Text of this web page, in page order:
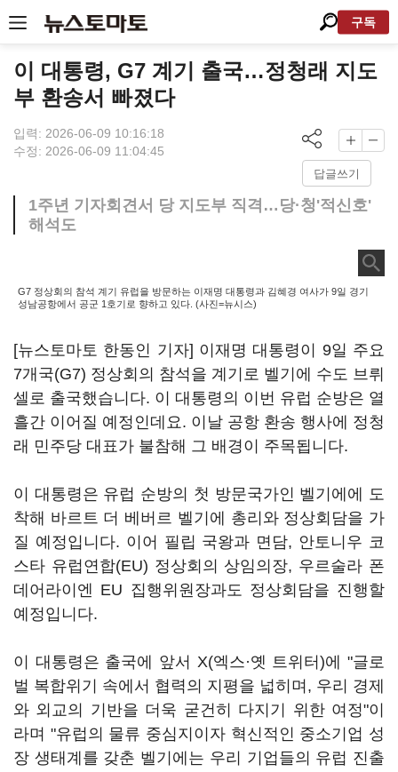
구독
이 대통령, G7 계기 출국…정청래 지도
부 환송서 빠졌다
입력: 2026-06-09 10:16:18
수정: 2026-06-09 11:04:45
답글쓰기
1주년 기자회견서 당 지도부 직격…당·청'적신호'
해석도
G7 정상회의 참석 계기 유럽을 방문하는 이재명 대통령과 김혜경 여사가 9일 경기
성남공항에서 공군 1호기로 향하고 있다. (사진=뉴시스)
[뉴스토마토 한동인 기자] 이재명 대통령이 9일 주요
7개국(G7) 정상회의 참석을 계기로 벨기에 수도 브뤼
셀로 출국했습니다. 이 대통령의 이번 유럽 순방은 열
흘간 이어질 예정인데요. 이날 공항 환송 행사에 정청
래 민주당 대표가 불참해 그 배경이 주목됩니다.
이 대통령은 유럽 순방의 첫 방문국가인 벨기에에 도
착해 바르트 더 베버르 벨기에 총리와 정상회담을 가
질 예정입니다. 이어 필립 국왕과 면담, 안토니우 코
스타 유럽연합(EU) 정상회의 상임의장, 우르술라 폰
데어라이엔 EU 집행위원장과도 정상회담을 진행할
예정입니다.
이 대통령은 출국에 앞서 X(엑스·옛 트위터)에 "글로
벌 복합위기 속에서 협력의 지평을 넓히며, 우리 경제
와 외교의 기반을 더욱 굳건히 다지기 위한 여정"이
라며 "유럽의 물류 중심지이자 혁신적인 중소기업 성
장 생태계를 갖춘 벨기에는 우리 기업들의 유럽 진출